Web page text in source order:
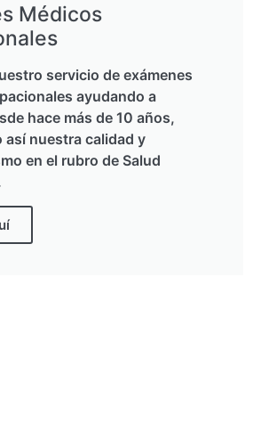
Médicos
servicio de exámenes
ayudando a
hace más de 10 años,
así nuestra calidad y
en el rubro de Salud